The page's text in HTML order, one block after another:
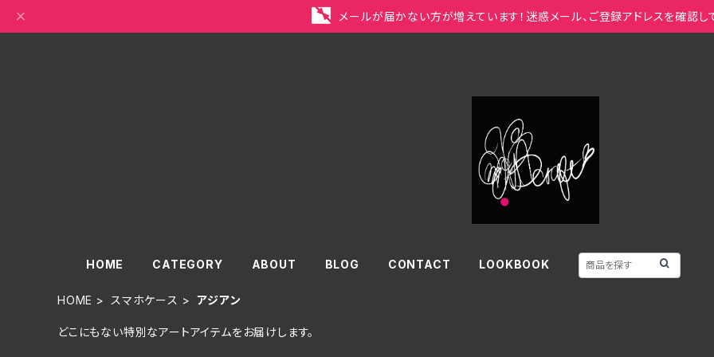
メールが届かない方が増えています！迷惑メール、ご登録アドレスを確認し
HOME CATEGORY ABOUT BLOG CONTACT LOOKBOOK
HOME スマホケース アジアン
どこにもない特別なアートアイテムをお届けします。